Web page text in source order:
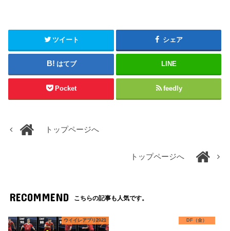
ツイート シェア
はてブ LINE
Pocket feedly
トップページへ
トップページへ
RECOMMEND こちらの記事も人気です。
ウイイレアプリ2021 DF（金）